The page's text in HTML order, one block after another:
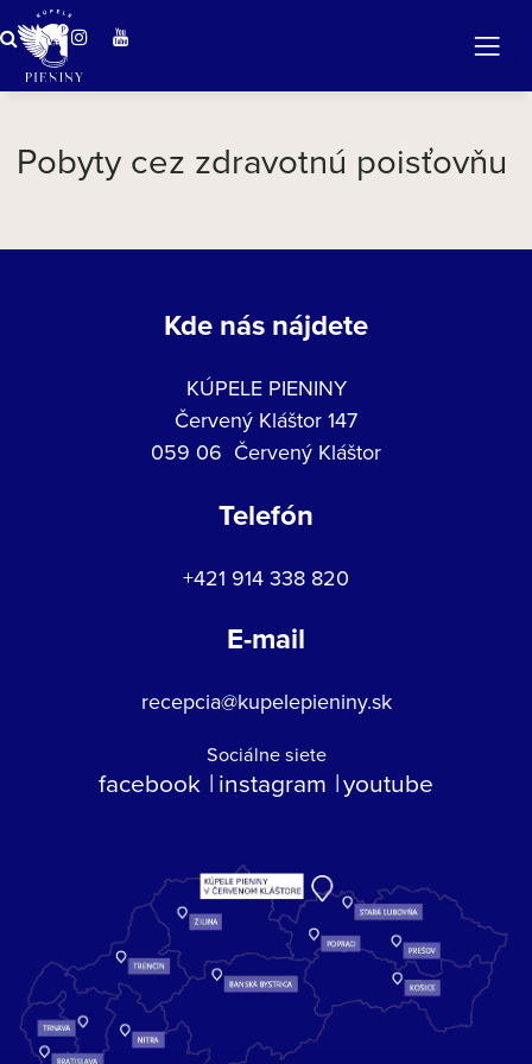
Pobyty cez zdravotnú poisťovňu
Kde nás nájdete
KÚPELE PIENINY
Červený Kláštor 147
059 06 Červený Kláštor
Telefón
+421 914 338 820
E-mail
recepcia@kupelepieniny.sk
Sociálne siete
facebook instagram youtube